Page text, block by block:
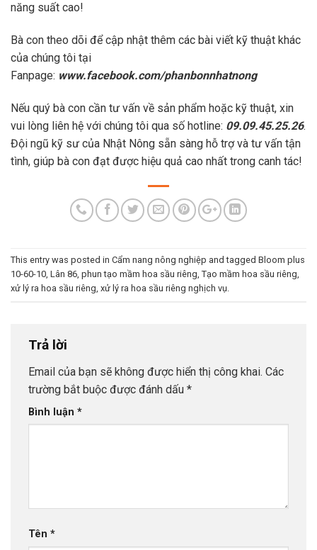
năng suất cao!
Bà con theo dõi để cập nhật thêm các bài viết kỹ thuật khác
của chúng tôi tại
Fanpage: www.facebook.com/phanbonnhatnong
Nếu quý bà con cần tư vấn về sản phẩm hoặc kỹ thuật, xin
vui lòng liên hệ với chúng tôi qua số hotline: 09.09.45.25.26.
Đội ngũ kỹ sư của Nhật Nông sẵn sàng hỗ trợ và tư vấn tận
tình, giúp bà con đạt được hiệu quả cao nhất trong canh tác!
This entry was posted in Cẩm nang nông nghiệp and tagged Bloom plus
10-60-10, Lân 86, phun tạo mầm hoa sầu riêng, Tạo mầm hoa sầu riêng,
xử lý ra hoa sầu riêng, xử lý ra hoa sầu riêng nghịch vụ.
Trả lời
Email của bạn sẽ không được hiển thị công khai. Các
trường bắt buộc được đánh dấu *
Bình luận *
Tên *